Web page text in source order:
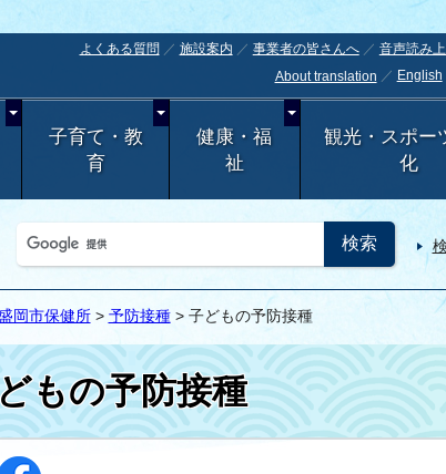
よくある質問 施設案内 事業者の皆さんへ 音声読み
About translation
English
子育て・教
育
健康・福
祉
観光・スポー
化
岡市保健所> 予防接種> 子どもの予防接種
もの予防接種